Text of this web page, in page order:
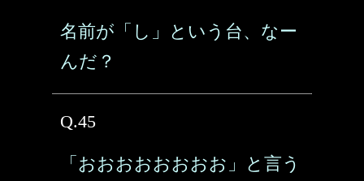
名前が「し」という台、なー
んだ？
Q.45
「おおおおおおおお」と言う